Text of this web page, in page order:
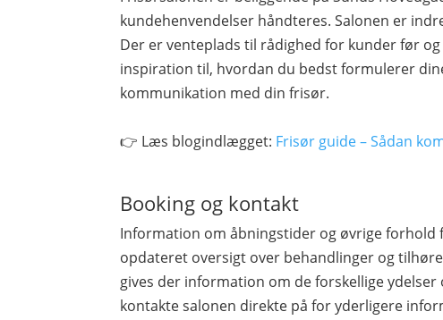
kundehenvendelser håndteres. Salonen er
Der er venteplads til rådighed for kunder før
inspiration til, hvordan du bedst formulerer
kommunikation med din frisør.
👉 Læs blogindlægget: Frisør guide – Sådan
Booking og kontakt
Information om åbningstider og øvrige forhold
opdateret oversigt over behandlinger og
gives der information om de forskellige
kontakte salonen direkte på for yderligere